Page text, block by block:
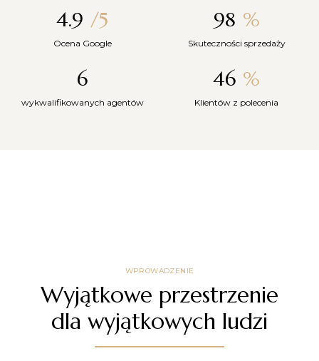
4.9 /5
Ocena Google
98 %
Skuteczności sprzedaży
6
wykwalifikowanych agentów
46 %
Klientów z polecenia
WPROWADZENIE
Wyjątkowe przestrzenie
dla wyjątkowych ludzi